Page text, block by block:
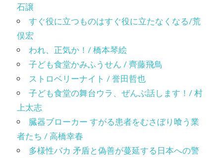
石譲
すぐ役に立つものはすぐ役に立たなくなる/荒
俣宏
われ、正気か！/ 橋本琴絵
子ども食堂かみふうせん / 齊藤飛鳥
ストロベリーナイト / 誉田哲也
子ども食堂の舞台ウラ、ぜんぶ話します！/ 村
上太志
臓器ブローカー すがる患者をむさぼり喰う業
者たち / 高橋幸春
多様性バカ 矛盾と偽善が蔓延する日本への警